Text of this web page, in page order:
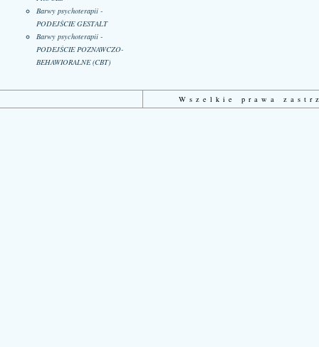
Barwy psychoterapii -
PODEJŚCIE GESTALT
Barwy psychoterapii -
PODEJŚCIE POZNAWCZO-
BEHAWIORALNE (CBT)
Wszelkie prawa